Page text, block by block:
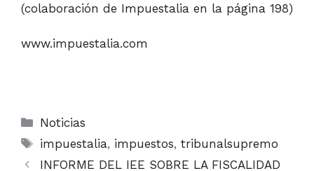
(colaboración de Impuestalia en la página 198)
www.impuestalia.com
Categorías
Noticias
Etiquetas
impuestalia, impuestos,tribunalsupremo
INFORME DEL IEE SOBRE LA FISCALIDAD